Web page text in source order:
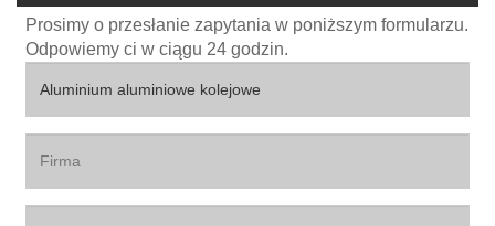
Prosimy o przesłanie zapytania w poniższym formularzu.
Odpowiemy ci w ciągu 24 godzin.